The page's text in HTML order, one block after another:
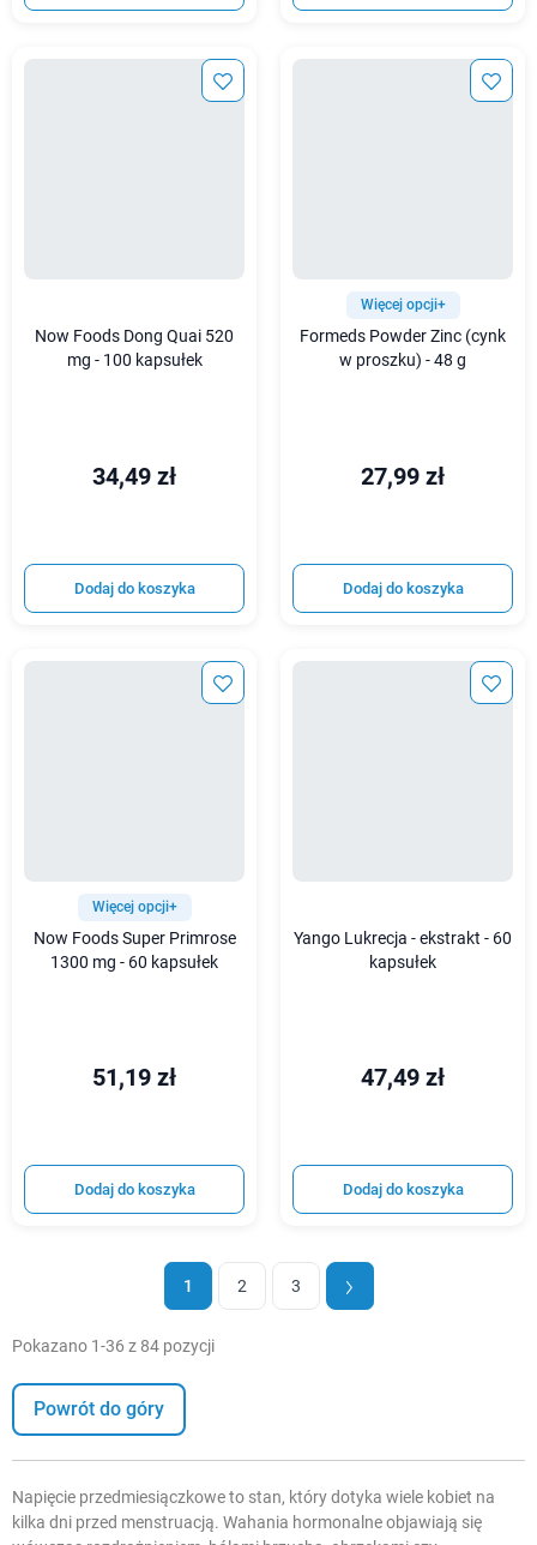
Now Foods Dong Quai 520
mg - 100 kapsułek
34,49 zł
Dodaj do koszyka
Więcej opcji+
Formeds Powder Zinc (cynk
w proszku) - 48 g
27,99 zł
Dodaj do koszyka
Więcej opcji+
Now Foods Super Primrose
1300 mg - 60 kapsułek
51,19 zł
Dodaj do koszyka
Yango Lukrecja - ekstrakt - 60
kapsułek
47,49 zł
Dodaj do koszyka
1 2 3
Pokazano 1-36 z 84 pozycji
Powrót do góry
Napięcie przedmiesiączkowe to stan, który dotyka wiele kobiet na
kilka dni przed menstruacją. Wahania hormonalne objawiają się